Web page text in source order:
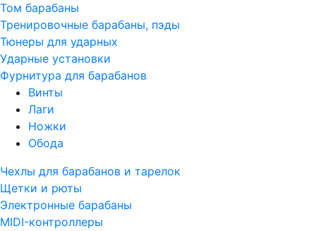
Том барабаны
Тренировочные барабаны, пэды
Тюнеры для ударных
Ударные установки
Фурнитура для барабанов
Винты
Лаги
Ножки
Обода
Чехлы для барабанов и тарелок
Щетки и рюты
Электронные барабаны
MIDI-контроллеры